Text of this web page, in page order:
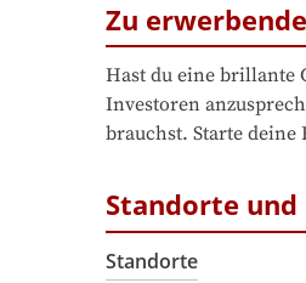
Zu
Hast du eine brillante
Investoren
Standorte
Standorte